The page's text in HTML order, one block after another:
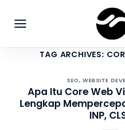
content
TAG ARCHIVES:
SEO,WEBSITE
Apa Itu Core Web
Lengkap
INP,